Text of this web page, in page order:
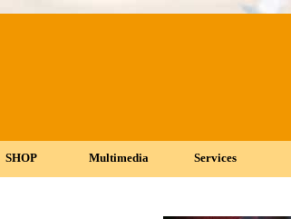
Menü überspringen
▼
SHOP ▼
Multimedia ▼
Services